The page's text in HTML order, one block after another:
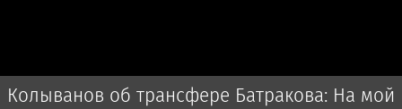
Колыванов об трансфере Батракова: На мой